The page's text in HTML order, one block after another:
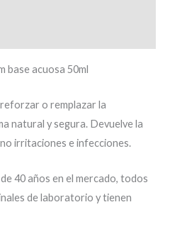
base acuosa 50ml
o remplazar la
natural y segura. Devuelve la
irritaciones e infecciones.
40 años en el mercado, todos
de laboratorio y tienen